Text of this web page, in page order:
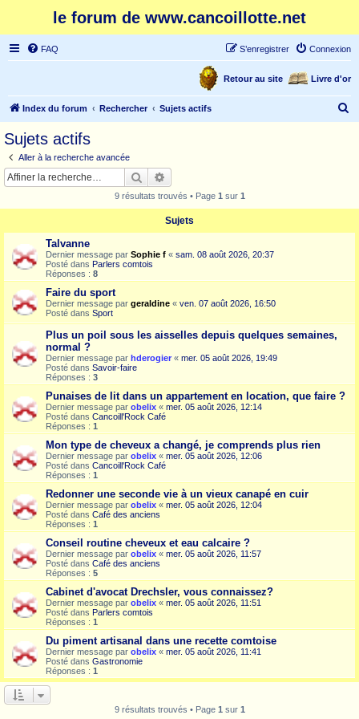
le forum de www.cancoillotte.net
FAQ Connexion
S’enregistrer
Livre d'or
Retour au site
Index du forum Rechercher Sujets actifs
r
Sujets actifs
Aller à la recherche avancée
Rechercher
9 résultats trouvés • Page 1 sur 1
Sujets
Talvanne
Dernier message par Sophie f « sam. 08 août 2026, 20:37
Posté dans Parlers comtois
Réponses : 8
Faire du sport
Dernier message par geraldine « ven. 07 août 2026, 16:50
Posté dans Sport
Plus un poil sous les aisselles depuis quelques semaines,
normal ?
Dernier message par hderogier « mer. 05 août 2026, 19:49
Posté dans Savoir-faire
Réponses : 3
Punaises de lit dans un appartement en location, que faire ?
Dernier message par obelix « mer. 05 août 2026, 12:14
Posté dans Cancoill'Rock Café
Réponses : 1
Mon type de cheveux a changé, je comprends plus rien
Dernier message par obelix « mer. 05 août 2026, 12:06
Posté dans Cancoill'Rock Café
Réponses : 1
Redonner une seconde vie à un vieux canapé en cuir
Dernier message par obelix « mer. 05 août 2026, 12:04
Posté dans Café des anciens
Réponses : 1
Conseil routine cheveux et eau calcaire ?
Dernier message par obelix « mer. 05 août 2026, 11:57
Posté dans Café des anciens
Réponses : 5
Cabinet d'avocat Drechsler, vous connaissez?
Dernier message par obelix « mer. 05 août 2026, 11:51
Posté dans Parlers comtois
Réponses : 1
Du piment artisanal dans une recette comtoise
Dernier message par obelix « mer. 05 août 2026, 11:41
Posté dans Gastronomie
Réponses : 1
9 résultats trouvés • Page 1 sur 1